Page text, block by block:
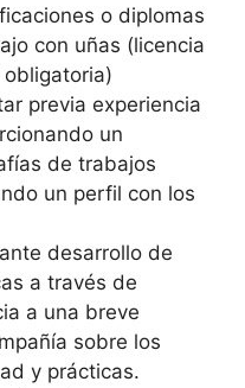
o diplomas
con uñas (licencia
previa experiencia
un
de trabajos
un perfil con los
desarrollo de
a través de
a una breve
sobre los
y prácticas.